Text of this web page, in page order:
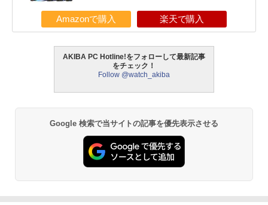
Amazonで購入 楽天で購入
AKIBA PC Hotline!をフォローして最新記事
をチェック！
Follow @watch_akiba
Google 検索で当サイトの記事を優先表示させる